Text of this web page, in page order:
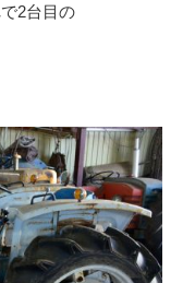
2台目の